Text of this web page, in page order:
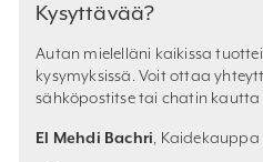
Kysyttävää?
Autan mielelläni kaikissa
kysymyksissä. Voit ottaa
sähköpostitse tai chatin kautta
El Mehdi Bachri, Kaidekauppa